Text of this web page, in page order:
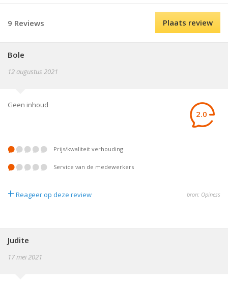
9 Reviews Plaats review
Bole
12 augustus 2021
Geen inhoud
2.0
prijs/kwaliteit verhouding
service van de medewerkers
+ Reageer op deze review bron: Opiness
Judite
17 mei 2021